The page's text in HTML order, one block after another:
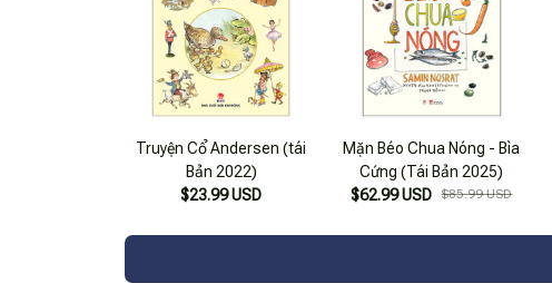
Truyện Cổ Andersen (tái
Bản 2022)
$23.99 USD
Mặn Béo Chua Nóng - Bìa
Cứng (Tái Bản 2025)
$62.99 USD
$85.99 USD